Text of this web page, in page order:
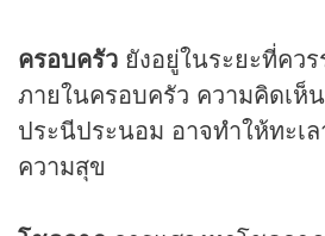
ครอบครัว ยังอยู่ในระยะที่ควร
ภายในครอบครัว ความคิดเห็
ประนีประนอม อาจทำให้ทะเ
ความสุข